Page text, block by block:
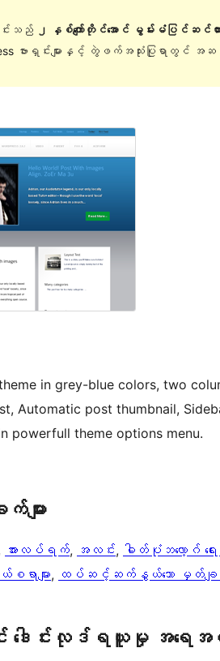
းသည် ၂ နှစ်ကျော်တိုင်အောင် မွမ်းမံပြင်ဆင်ထား
ဗားရှင်းများနှင့် တွဲဖက်အသုံးပြုရာတွင် အ
in grey-blue colors, two
Automatic post thumbnail,
powerfull theme options menu.
ျား
အားလပ်ရက်, အလင်း, ဓါတ်ပုံဘလော့ဂ် ရေးသ
ရာများ, ထပ်ဆင့်ဆက်နွယ်သော မှတ်ချက်မ
ဒေါင်းလုဒ်ရယူမှု အရေ